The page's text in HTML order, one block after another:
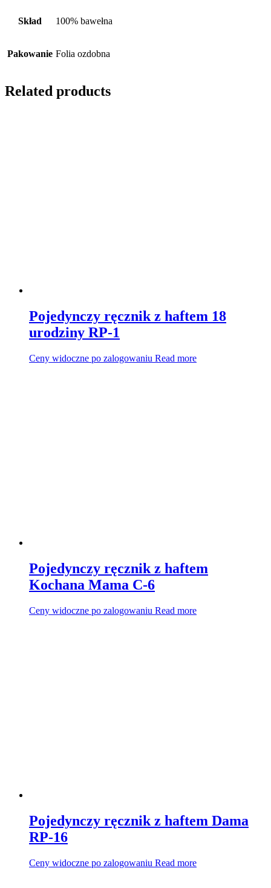
Skład 100% bawełna
Pakowanie Folia ozdobna
Related products
Pojedynczy ręcznik z haftem 18
urodziny RP-1
Ceny widoczne po zalogowaniu Read more
Pojedynczy ręcznik z haftem
Kochana Mama C-6
Ceny widoczne po zalogowaniu Read more
Pojedynczy ręcznik z haftem Dama
RP-16
Ceny widoczne po zalogowaniu Read more